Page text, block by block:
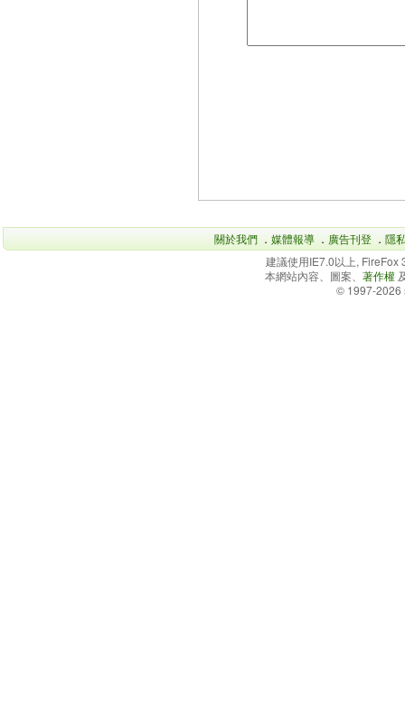
關於我們 ． 媒體報導 ． 廣告刊登 ． 隱
建議使用IE7.0以上,
本網站內容、圖案、 著作權
© 1997-2026